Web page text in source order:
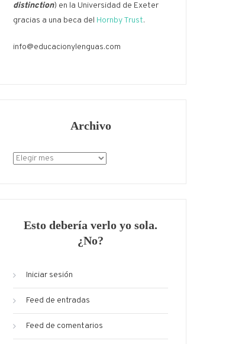
distinction) en la Universidad de Exeter
gracias a una beca del Hornby Trust.
info@educacionylenguas.com
Archivo
Archivo
Esto debería verlo yo sola.
¿No?
Iniciar sesión
Feed de entradas
Feed de comentarios